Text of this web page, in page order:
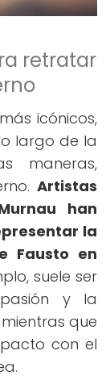
retratar
icónicos,
largo de la
maneras,
Artistas
han
la
Fausto en
suele ser
y la
que
con el